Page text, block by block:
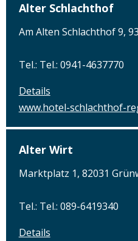
Alter Schlachthof
Am Alten Schlachthof 9,
Tel.: Tel.: 0941-4637770
Details
www.hotel-schlachthof-
Alter Wirt
Marktplatz 1, 82031
Tel.: Tel.: 089-6419340
Details